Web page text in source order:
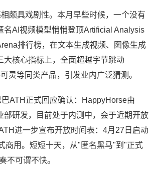
颇具戏剧性。本月早些时候，一个没有
名AI视频模型悄悄登顶Artificial Analysis
排行榜，在文本生成视频、图像生成
大核心指标上，全面超越字节跳动
灵等同类产品，引发业内广泛猜测。
ATH正式回应确认：HappyHorse由
部研发，目前处于内测中，会于近期开放
进一步宣布开放时间表：4月27日启动
商用。短短十天，从"匿名黑马"到"正式
不可谓不快。